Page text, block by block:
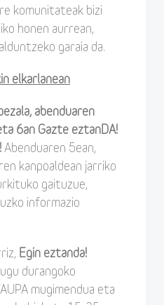
komunitateak bizi
honen aurrean,
garaia da.
elkarlanean
abenduaren
6an Gazte eztanDA!
Abenduaren 5ean,
kanpoaldean jarriko
gaituzue,
informazio
Egin eztanda!
durangoko
mugimendua eta